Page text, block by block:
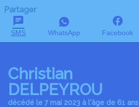
Partager
SMS WhatsApp Facebook
Christian
DELPEYROU
décédé le 7 mai 2023 à l'âge de 61 ans